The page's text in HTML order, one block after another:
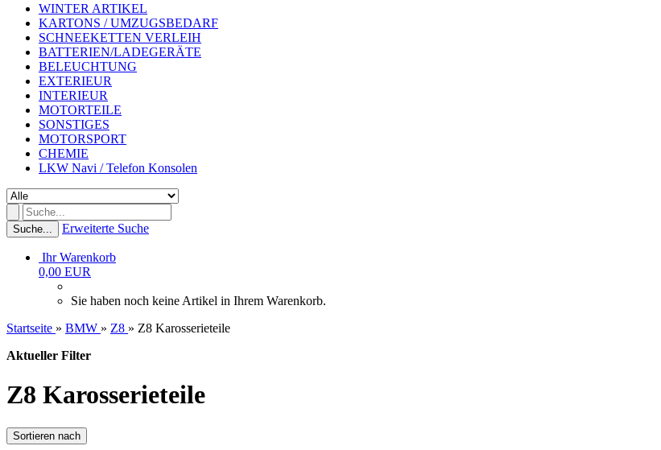
WINTER ARTIKEL
KARTONS / UMZUGSBEDARF
SCHNEEKETTEN VERLEIH
BATTERIEN/LADEGERÄTE
BELEUCHTUNG
EXTERIEUR
INTERIEUR
MOTORTEILE
SONSTIGES
MOTORSPORT
CHEMIE
LKW Navi / Telefon Konsolen
Suche... Erweiterte Suche
Ihr Warenkorb
0,00 EUR
Sie haben noch keine Artikel in Ihrem Warenkorb.
Startseite » BMW » Z8 » Z8 Karosserieteile
Aktueller Filter
Z8 Karosserieteile
Sortieren nach